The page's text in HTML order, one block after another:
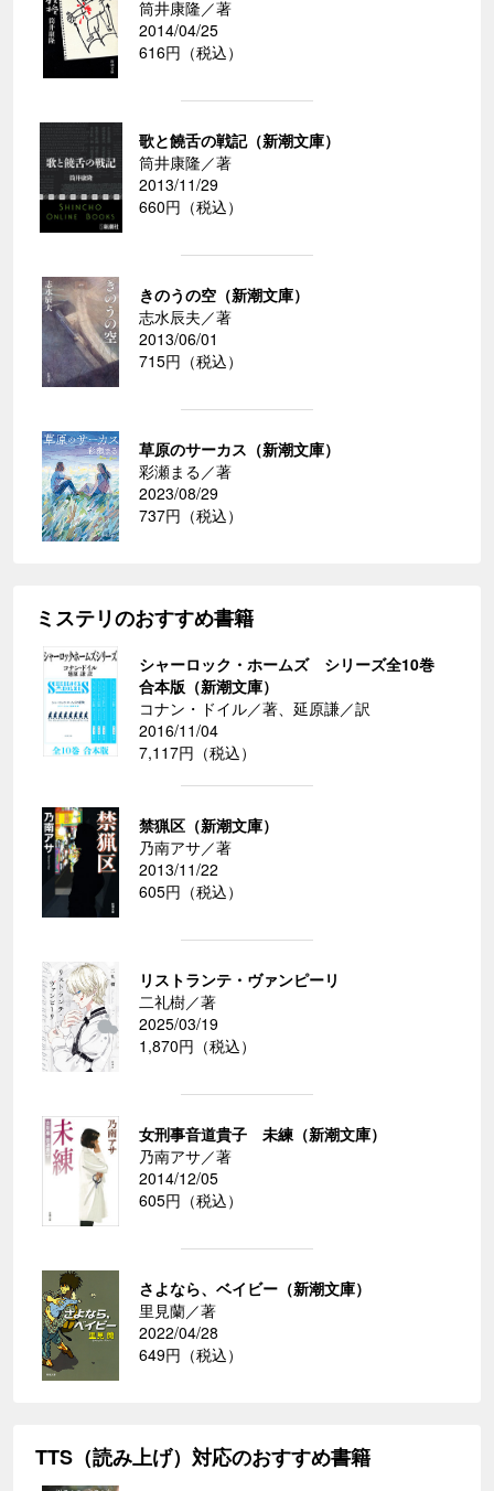
筒井康隆／著
2014/04/25
616円（税込）
歌と饒舌の戦記（新潮文庫）
筒井康隆／著
2013/11/29
660円（税込）
きのうの空（新潮文庫）
志水辰夫／著
2013/06/01
715円（税込）
草原のサーカス（新潮文庫）
彩瀬まる／著
2023/08/29
737円（税込）
ミステリのおすすめ書籍
シャーロック・ホームズ シリーズ全10巻
合本版（新潮文庫）
コナン・ドイル／著、延原謙／訳
2016/11/04
7,117円（税込）
禁猟区（新潮文庫）
乃南アサ／著
2013/11/22
605円（税込）
リストランテ・ヴァンピーリ
二礼樹／著
2025/03/19
1,870円（税込）
女刑事音道貴子 未練（新潮文庫）
乃南アサ／著
2014/12/05
605円（税込）
さよなら、ベイビー（新潮文庫）
里見蘭／著
2022/04/28
649円（税込）
TTS（読み上げ）対応のおすすめ書籍